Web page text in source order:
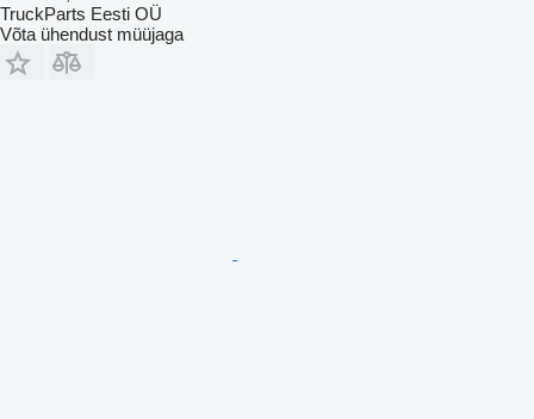
TruckParts Eesti OÜ
Võta ühendust müüjaga